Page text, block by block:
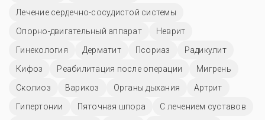
Лечение сердечно-сосудистой системы
Опорно-двигательный аппарат
Неврит
Гинекология
Дерматит Псориаз
Радикулит
Кифоз
Реабилитация после операции
Мигрень
Сколиоз
Варикоз Органы дыхания
Артрит
Гипертонии
Пяточная шпора
С лечением суставов